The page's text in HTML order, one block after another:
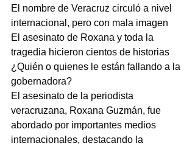
El nombre de Veracruz circuló a nivel
internacional, pero con mala imagen
El asesinato de Roxana y toda la
tragedia hicieron cientos de historias
¿Quién o quienes le están fallando a la
gobernadora?
El asesinato de la periodista
veracruzana, Roxana Guzmán, fue
abordado por importantes medios
internacionales, destacando la